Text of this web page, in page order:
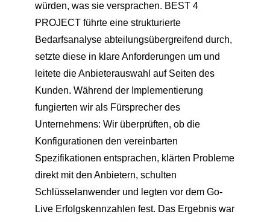
würden, was sie versprachen. BEST 4
PROJECT führte eine strukturierte
Bedarfsanalyse abteilungsübergreifend durch,
setzte diese in klare Anforderungen um und
leitete die Anbieterauswahl auf Seiten des
Kunden. Während der Implementierung
fungierten wir als Fürsprecher des
Unternehmens: Wir überprüften, ob die
Konfigurationen den vereinbarten
Spezifikationen entsprachen, klärten Probleme
direkt mit den Anbietern, schulten
Schlüsselanwender und legten vor dem Go-
Live Erfolgskennzahlen fest. Das Ergebnis war